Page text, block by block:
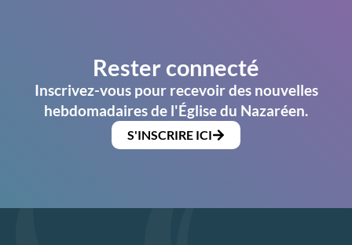
Rester connecté
Inscrivez-vous pour recevoir des nouvelles
hebdomadaires de l'Église du Nazaréen.
S'INSCRIRE ICI